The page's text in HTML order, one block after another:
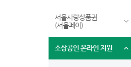
서울사랑상품권
(서울페이)
소상공인 온라인 지원